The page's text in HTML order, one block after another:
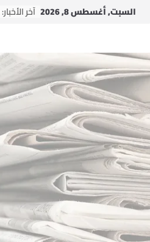
Skipالسبت, أغسطس 8, 2026 آخر الأخبار: